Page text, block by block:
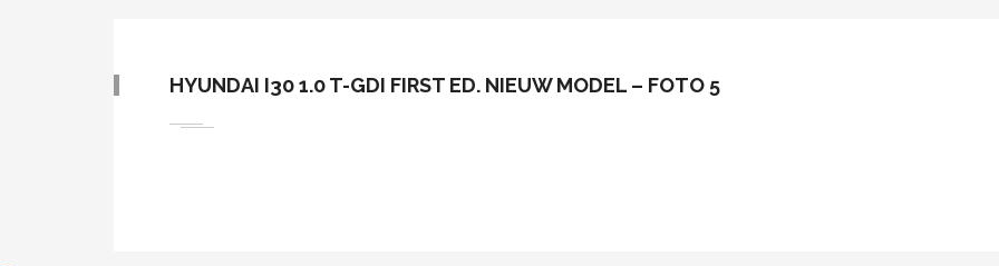
HYUNDAI I30 1.0 T-GDI FIRST ED. NIEUW MODEL – FOTO 5